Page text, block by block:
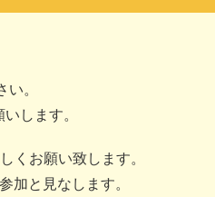
。
します。
くお願い致します。
加と見なします。